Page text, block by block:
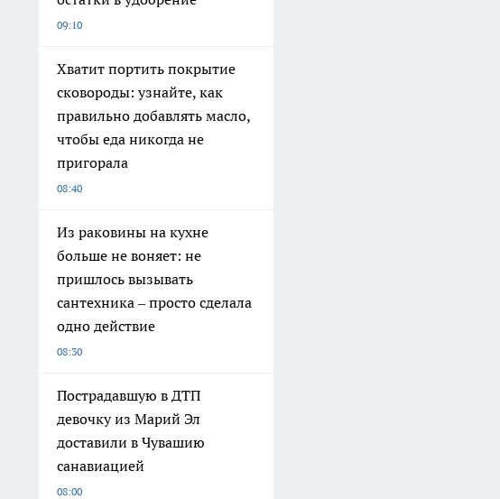
09:10
Хватит портить покрытие
сковороды: узнайте, как
правильно добавлять масло,
чтобы еда никогда не
пригорала
08:40
Из раковины на кухне
больше не воняет: не
пришлось вызывать
сантехника – просто сделала
одно действие
08:30
Пострадавшую в ДТП
девочку из Марий Эл
доставили в Чувашию
санавиацией
08:00